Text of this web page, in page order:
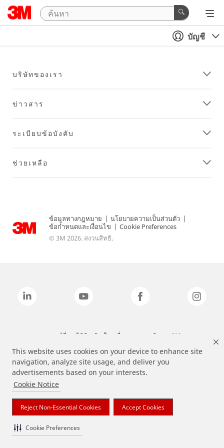
This website uses cookies on your device to enhance site
navigation, analyze site usage, and deliver you
advertisements based on your interests.
Cookie Notice
Reject Non-Essential Cookies Accept Cookies
Cookie Preferences
บัญชี
บริษัทของเรา
ข่าวสาร
ระเบียบข้อบังคับ
ช่วยเหลือ
ข้อมูลทางกฎหมาย | นโยบายความเป็นส่วนตัว |
ข้อกำหนดและเงื่อนไข | Cookie Preferences
© 3M 2026. สงวนสิทธิ.
แบรนด์ที่ระบุไว้ข้างต้นเป็นเครื่องหมายการค้าของ 3M